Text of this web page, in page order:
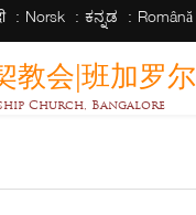
Norsk ಕನ್ನಡ Română
教会|班加罗尔
Church, Bangalore